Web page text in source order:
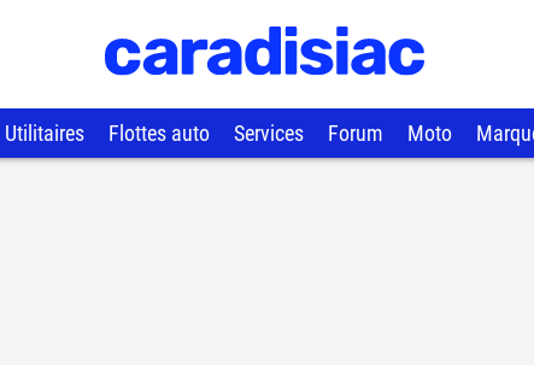
Utilitaires Flottes auto Services Forum Moto